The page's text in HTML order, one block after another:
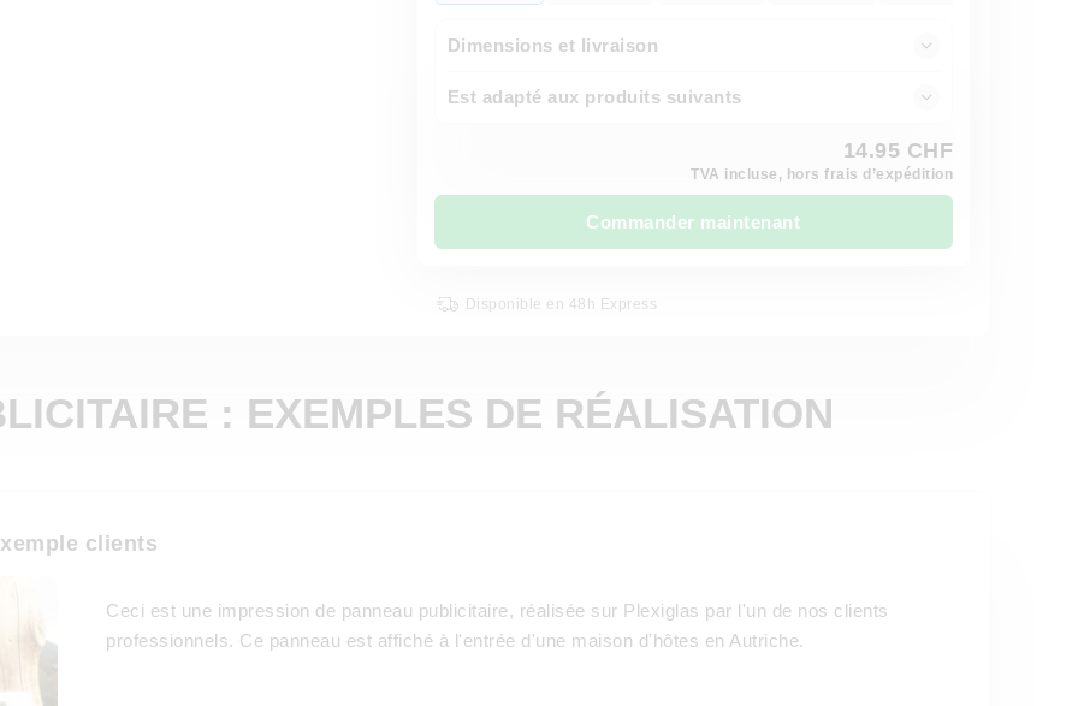
Dimensions et livraison
Est adapté aux produits suivants
14.95 CHF
TVA incluse, hors frais d’expédition
Commander maintenant
Disponible en 48h Express
: EXEMPLES DE RÉALISATION
clients
Ceci est une impression de panneau publicitaire, réalisée sur Plexiglas par l'un de nos clients
professionnels. Ce panneau est affiché à l'entrée d'une maison d'hôtes en Autriche.